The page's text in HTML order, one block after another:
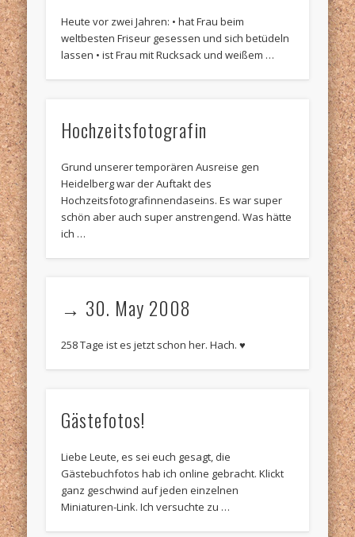
Heute vor zwei Jahren: • hat Frau beim
weltbesten Friseur gesessen und sich betüdeln
lassen • ist Frau mit Rucksack und weißem …
Hochzeitsfotografin
Grund unserer temporären Ausreise gen
Heidelberg war der Auftakt des
Hochzeitsfotografinnendaseins. Es war super
schön aber auch super anstrengend. Was hätte
ich …
→ 30. May 2008
258 Tage ist es jetzt schon her. Hach. ♥
Gästefotos!
Liebe Leute, es sei euch gesagt, die
Gästebuchfotos hab ich online gebracht. Klickt
ganz geschwind auf jeden einzelnen
Miniaturen-Link. Ich versuchte zu …